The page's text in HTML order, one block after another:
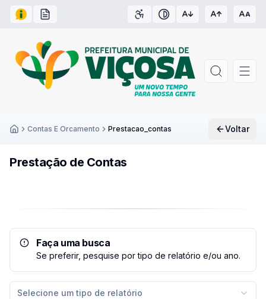
Acesso à Informação
Carta de Serviços Acessibilidade
Contraste
Contas E Orcamento Prestacao_contas Voltar
Prestação de Contas
Faça uma busca
Se preferir, pesquise por tipo de relatório e/ou ano.
Selecione um tipo de relatório